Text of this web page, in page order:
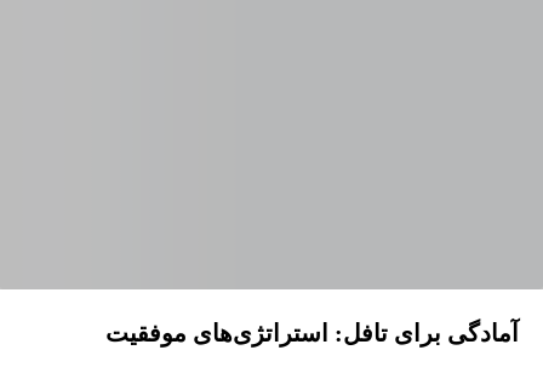
آمادگی برای تافل: استراتژی‌های موفقیت